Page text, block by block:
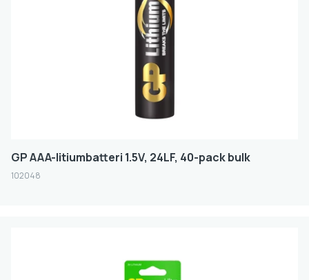
GP AAA-litiumbatteri 1.5V, 24LF, 40-pack bulk
102048